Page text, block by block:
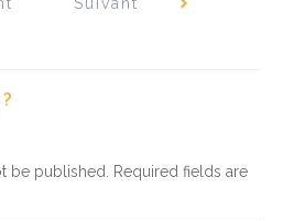
be published.
Required fields are